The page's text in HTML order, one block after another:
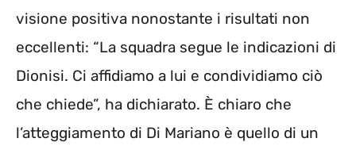
visione positiva nonostante i risultati non
eccellenti: “La squadra segue le indicazioni di
Dionisi. Ci affidiamo a lui e condividiamo ciò
che chiede”, ha dichiarato. È chiaro che
l’atteggiamento di Di Mariano è quello di un